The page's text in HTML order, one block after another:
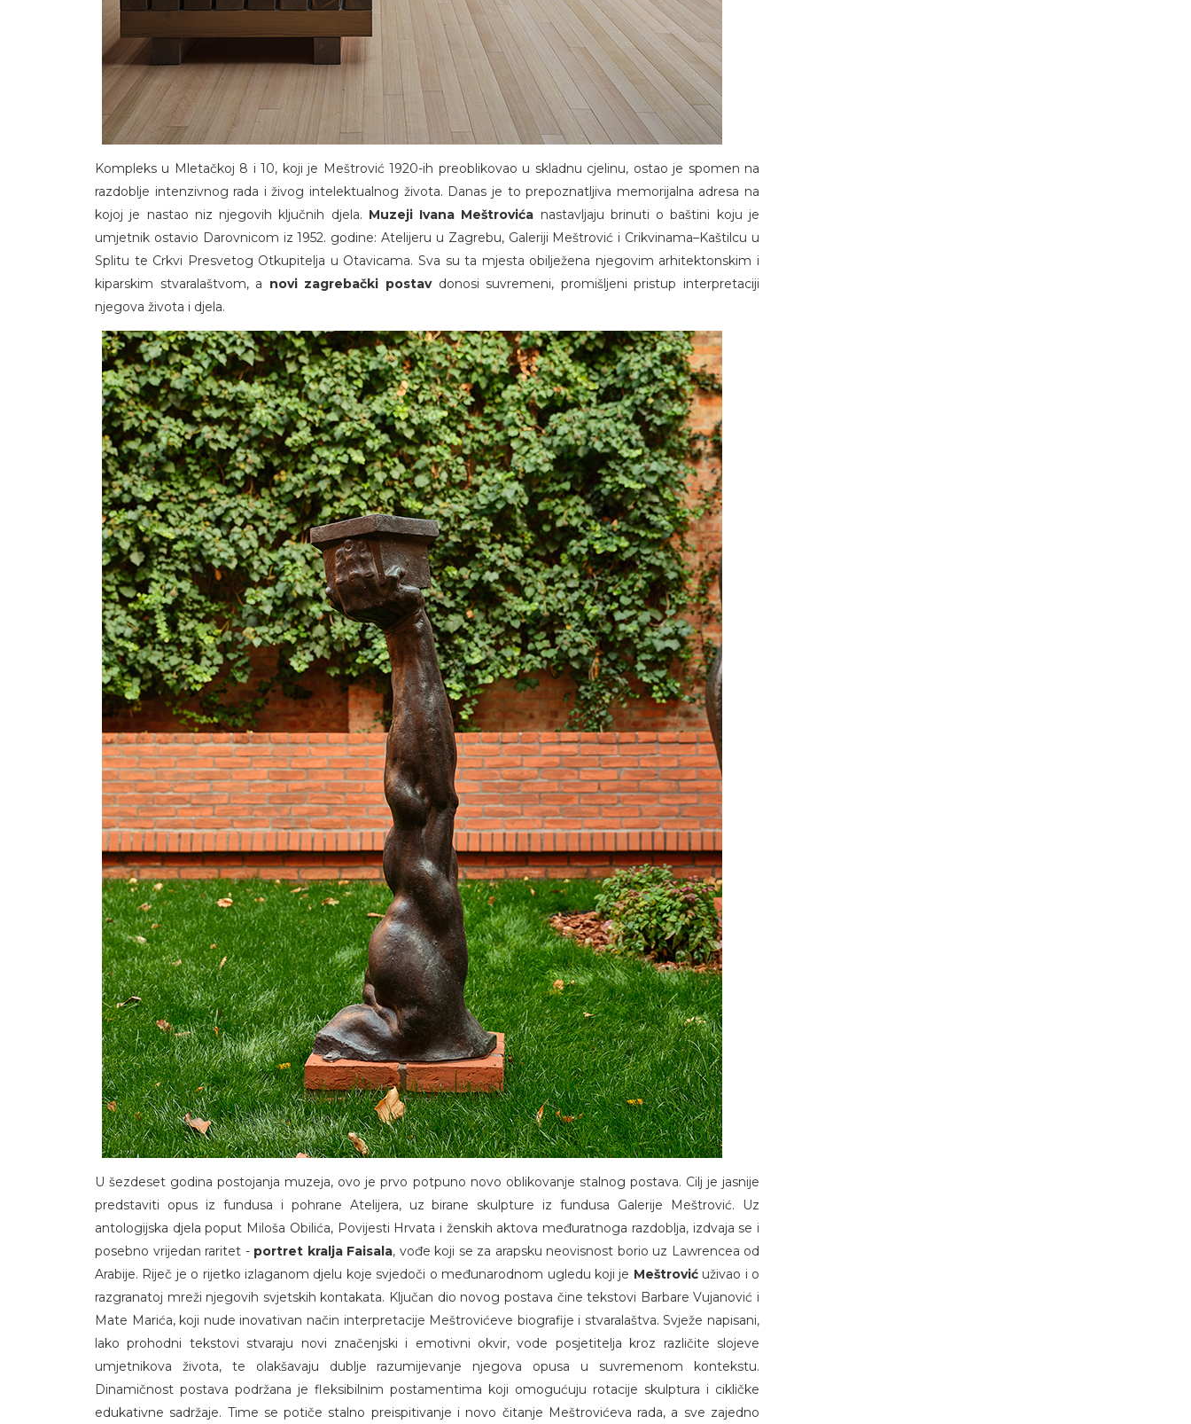
Kompleks u Mletačkoj 8 i 10, koji je Meštrović 1920-ih preoblikovao u skladnu cjelinu, ostao je spomen na
razdoblje intenzivnog rada i živog intelektualnog života. Danas je to prepoznatljiva memorijalna adresa na
kojoj je nastao niz njegovih ključnih djela. Muzeji Ivana Meštrovića nastavljaju brinuti o baštini koju je
umjetnik ostavio Darovnicom iz 1952. godine: Atelijeru u Zagrebu, Galeriji Meštrović i Crikvinama–Kaštilcu u
Splitu te Crkvi Presvetog Otkupitelja u Otavicama. Sva su ta mjesta obilježena njegovim arhitektonskim i
kiparskim stvaralaštvom, a novi zagrebački postavdonosi suvremeni, promišljeni pristup interpretaciji
njegova života i djela.
U šezdeset godina postojanja muzeja, ovo je prvo potpuno novo oblikovanje stalnog postava. Cilj je jasnije
predstaviti opus iz fundusa i pohrane Atelijera, uz birane skulpture iz fundusa Galerije Meštrović. Uz
antologijska djela poput Miloša Obilića, Povijesti Hrvata i ženskih aktova međuratnoga razdoblja, izdvaja se i
posebno vrijedan raritet - portret kralja Faisala, vođe koji se za arapsku neovisnost borio uz Lawrencea od
Arabije. Riječ je o rijetko izlaganom djelu koje svjedoči o međunarodnom ugledu koji je Meštrovićuživao i o
razgranatoj mreži njegovih svjetskih kontakata. Ključan dio novog postava čine tekstovi Barbare Vujanović i
Mate Marića, koji nude inovativan način interpretacije Meštrovićeve biografije i stvaralaštva. Svježe napisani,
lako prohodni tekstovi stvaraju novi značenjski i emotivni okvir, vode posjetitelja kroz različite slojeve
umjetnikova života, te olakšavaju dublje razumijevanje njegova opusa u suvremenom kontekstu.
Dinamičnost postava podržana je fleksibilnim postamentima koji omogućuju rotacije skulptura i cikličke
edukativne sadržaje. Time se potiče stalno preispitivanje i novo čitanje Meštrovićeva rada, a sve zajedno